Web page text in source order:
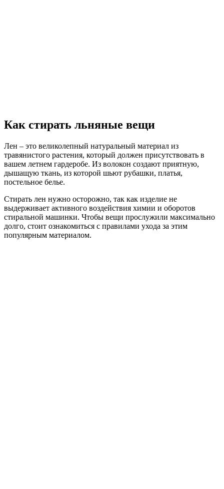
Как стирать льняные вещи
Лен – это великолепный натуральный материал из
травянистого растения, который должен присутствовать в
вашем летнем гардеробе. Из волокон создают приятную,
дышащую ткань, из которой шьют рубашки, платья,
постельное белье.
Стирать лен нужно осторожно, так как изделие не
выдерживает активного воздействия химии и оборотов
стиральной машинки. Чтобы вещи прослужили максимально
долго, стоит ознакомиться с правилами ухода за этим
популярным материалом.